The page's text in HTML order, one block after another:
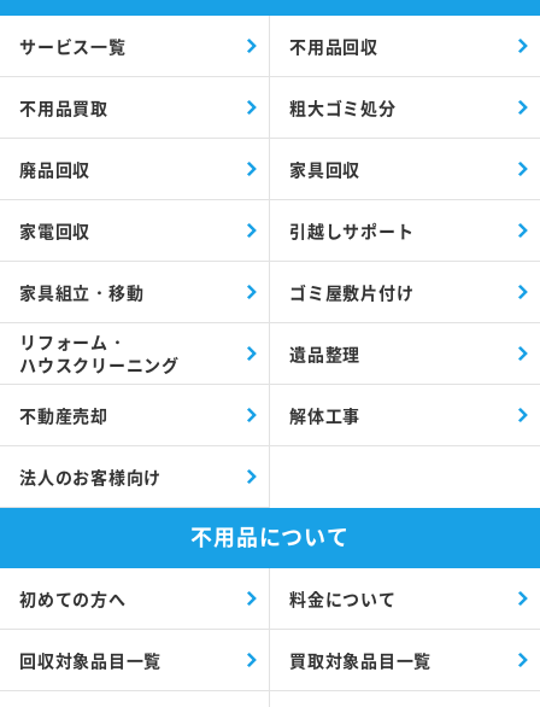
サービス一覧 不用品回収
不用品買取 粗大ゴミ処分
廃品回収 家具回収
家電回収 引越しサポート
家具組立・移動 ゴミ屋敷片付け
リフォーム・
ハウスクリーニング
遺品整理
不動産売却 解体工事
法人のお客様向け
不用品について
初めての方へ 料金について
回収対象品目一覧 買取対象品目一覧